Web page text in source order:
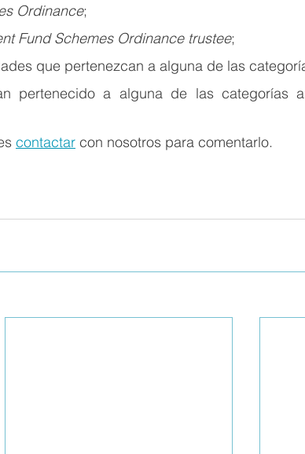
Ordinance;
Fund Schemes Ordinance trustee;
que pertenezcan a alguna de las
pertenecido a alguna de las categorías
contactar con nosotros para comentarlo.